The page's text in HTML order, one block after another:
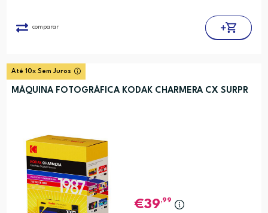
comparar
Até 10x Sem Juros
MÁQUINA FOTOGRÁFICA KODAK CHARMERA CX SURPR
39,99